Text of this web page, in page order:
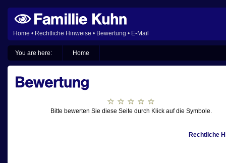
Home • Rechtliche Hinweise • Bewertung • E-Mail
You are here: Home
Bitte bewerten Sie diese Seite durch Klick auf die Symbole.
Rechtliche